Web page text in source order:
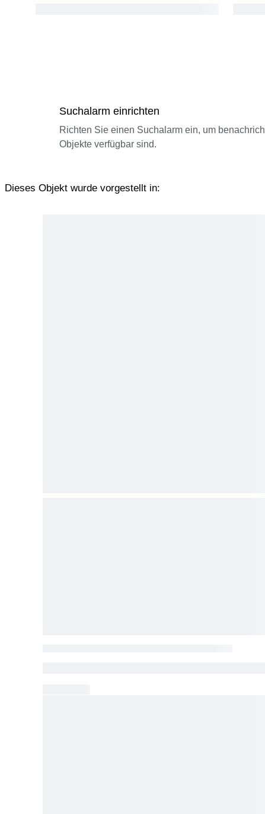
Suchalarm einrichten
Richten Sie einen Suchalarm ein, um
Objekte verfügbar sind.
Dieses Objekt wurde vorgestellt in: